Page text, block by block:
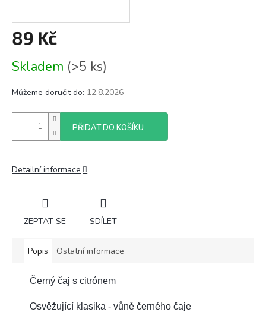
89 Kč
cena:
Skladem (>5 ks)
Můžeme doručit do: 12.8.2026
PŘIDAT DO KOŠÍKU
Detailní informace
ZEPTAT SE SDÍLET
Popis Ostatní informace
Černý čaj s citrónem
Osvěžující klasika - vůně černého čaje